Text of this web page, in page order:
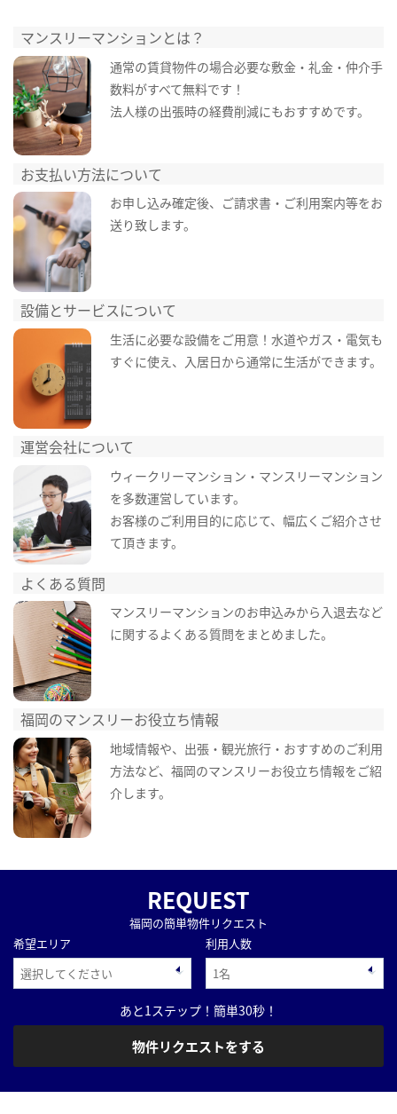
マンスリーマンションとは？
通常の賃貸物件の場合必要な敷金・礼金・仲介手
数料がすべて無料です！
法人様の出張時の経費削減にもおすすめです。
お支払い方法について
お申し込み確定後、ご請求書・ご利用案内等をお
送り致します。
設備とサービスについて
生活に必要な設備をご用意！水道やガス・電気も
すぐに使え、入居日から通常に生活ができます。
運営会社について
ウィークリーマンション・マンスリーマンション
を多数運営しています。
お客様のご利用目的に応じて、幅広くご紹介させ
て頂きます。
よくある質問
マンスリーマンションのお申込みから入退去など
に関するよくある質問をまとめました。
福岡のマンスリーお役立ち情報
地域情報や、出張・観光旅行・おすすめのご利用
方法など、福岡のマンスリーお役立ち情報をご紹
介します。
REQUEST
福岡の簡単物件リクエスト
希望エリア
利用人数
あと1ステップ！簡単30秒！
物件リクエストをする